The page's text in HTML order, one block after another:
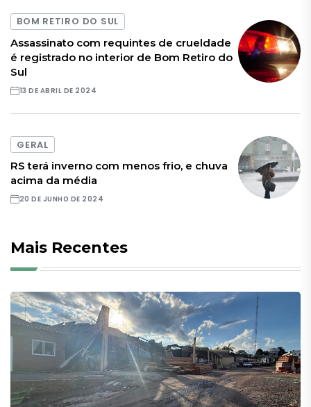
BOM RETIRO DO SUL
Assassinato com requintes de crueldade
é registrado no interior de Bom Retiro do
Sul
13 DE ABRIL DE 2024
GERAL
RS terá inverno com menos frio, e chuva
acima da média
20 DE JUNHO DE 2024
Mais Recentes